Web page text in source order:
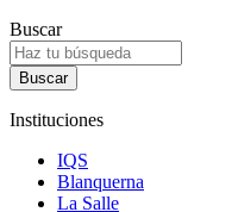
Buscar
Instituciones
IQS
Blanquerna
La Salle